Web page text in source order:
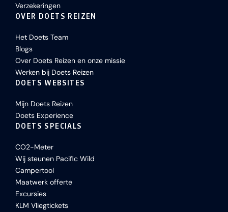
Verzekeringen
OVER DOETS REIZEN
Het Doets Team
Blogs
Over Doets Reizen en onze missie
Werken bij Doets Reizen
DOETS WEBSITES
Mijn Doets Reizen
Doets Experience
DOETS SPECIALS
CO2-Meter
Wij steunen Pacific Wild
Campertool
Maatwerk offerte
Excursies
KLM Vliegtickets